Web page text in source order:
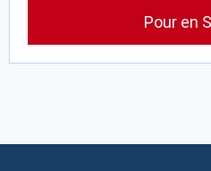
Pour en